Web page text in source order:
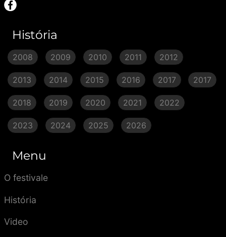
História
2008 2009 2010 2011 2012
2013 2014 2015 2016 2017 2017
2018 2019 2020 2021 2022
2023 2024 2025 2026
Menu
O festivale
História
Video